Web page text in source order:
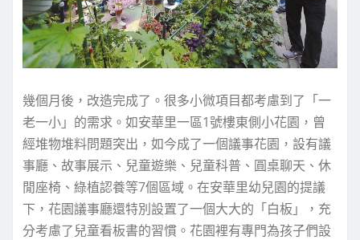
幾個月後，改造完成了。很多小微項目都考慮到了「一
老一小」的需求。如安華里一區1號樓東側小花園，曾
經堆物堆料問題突出，如今成了一個議事花園，設有議
事廳、故事展示、兒童遊樂、兒童科普、圓桌聊天、休
閒座椅、綠植認養等7個區域。在安華里幼兒園的提議
下，花園議事廳還特別設置了一個大大的「白板」，充
分考慮了兒童看板書的習慣。花園裡有專門為孩子們設